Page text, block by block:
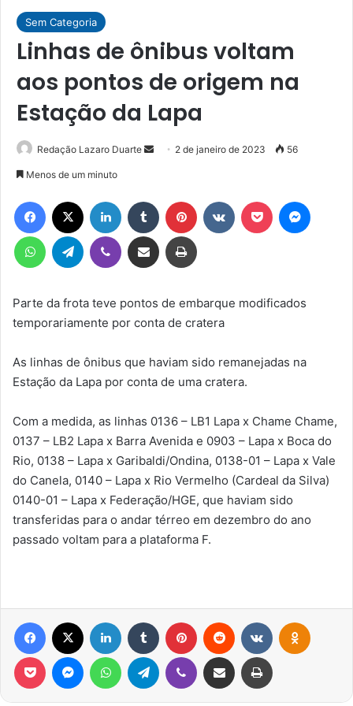
Sem Categoria
Linhas de ônibus voltam
aos pontos de origem na
Estação da Lapa
Redação Lazaro Duarte
Mande
mail
2 de janeiro de 2023 56
Menos de um minuto
Facebook Linkedin Tumblr Pinterest Pocket
WhatsAppTelegram Viber Compartilhar via e-mail Imprimir
Parte da frota teve pontos de embarque modificados
temporariamente por conta de cratera
As linhas de ônibus que haviam sido remanejadas na
Estação da Lapa por conta de uma cratera.
Com a medida, as linhas 0136 – LB1 Lapa x Chame Chame,
0137 – LB2 Lapa x Barra Avenida e 0903 – Lapa x Boca do
Rio, 0138 – Lapa x Garibaldi/Ondina, 0138-01 – Lapa x Vale
do Canela, 0140 – Lapa x Rio Vermelho (Cardeal da Silva)
0140-01 – Lapa x Federação/HGE, que haviam sido
transferidas para o andar térreo em dezembro do ano
passado voltam para a plataforma F.
Facebook Linkedin Tumblr Pinterest Reddit
Pocket MessengerWhatsAppTelegram Viber Compartilhar via e-mail Imprimir